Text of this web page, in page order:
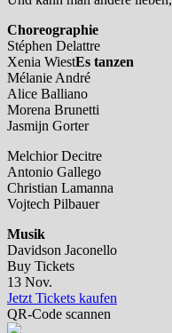
Choreographie
Stéphen Delattre
Xenia WiestEs tanzen
Mélanie André
Alice Balliano
Morena Brunetti
Jasmijn Gorter
Melchior Decitre
Antonio Gallego
Christian Lamanna
Vojtech Pilbauer
Musik
Davidson Jaconello
Buy Tickets
13 Nov.
Jetzt Tickets kaufen
QR-Code scannen